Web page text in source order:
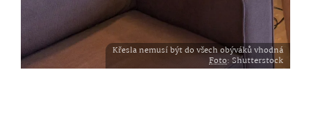
Křesla nemusí být do všech obýváků vhodná
Foto: Shutterstock